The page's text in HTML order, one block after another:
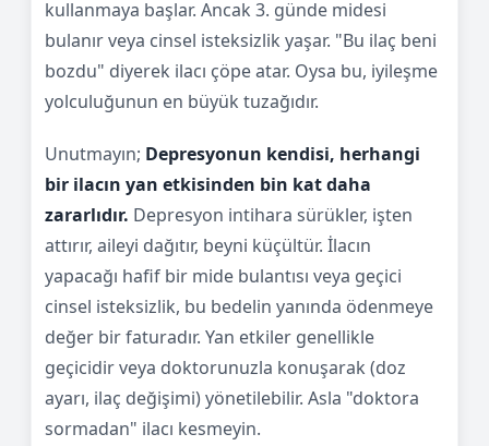
kullanmaya başlar. Ancak 3. günde midesi
bulanır veya cinsel isteksizlik yaşar. "Bu ilaç beni
bozdu" diyerek ilacı çöpe atar. Oysa bu, iyileşme
yolculuğunun en büyük tuzağıdır.
Unutmayın; Depresyonun kendisi, herhangi
bir ilacın yan etkisinden bin kat daha
zararlıdır. Depresyon intihara sürükler, işten
attırır, aileyi dağıtır, beyni küçültür. İlacın
yapacağı hafif bir mide bulantısı veya geçici
cinsel isteksizlik, bu bedelin yanında ödenmeye
değer bir faturadır. Yan etkiler genellikle
geçicidir veya doktorunuzla konuşarak (doz
ayarı, ilaç değişimi) yönetilebilir. Asla "doktora
sormadan" ilacı kesmeyin.